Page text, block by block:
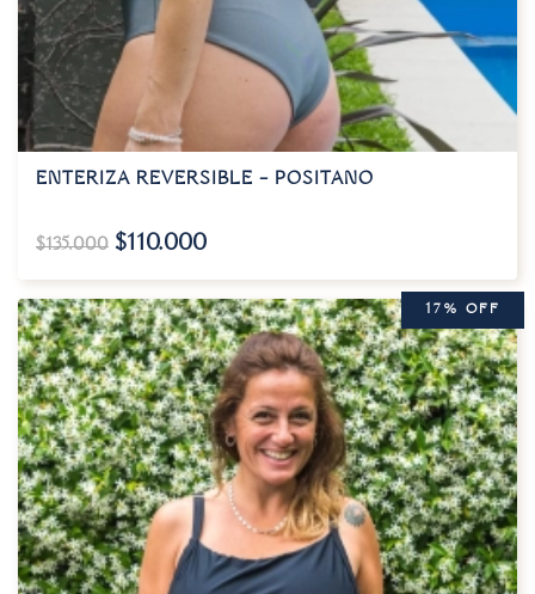
ENTERIZA REVERSIBLE – POSITANO
$135.000 $110.000
17% OFF